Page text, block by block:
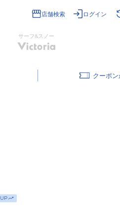
店舗検索 ログイン
サーフ&スノー
クーポン
UP